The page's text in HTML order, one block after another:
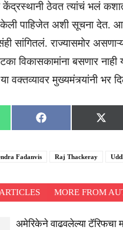
केंद्रस्थानी ठेवत त्यांचं भलं
पाहिजेत अशी सूचना देत.
सांगितलं. राज्यासमोर
विकासकामांना बसणार नाही
वक्तव्यावर मुख्यमंत्र्यांनी भर
Share
on
Facebook
Share
on
X
Fadanvis Raj Thackeray
MORE FROM
अमेरिकेने वाढवलेल्या टॅरिफचा